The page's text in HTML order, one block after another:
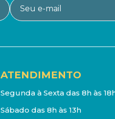
ATENDIMENTO
Segunda à Sexta das 8h às
Sábado das 8h às 13h